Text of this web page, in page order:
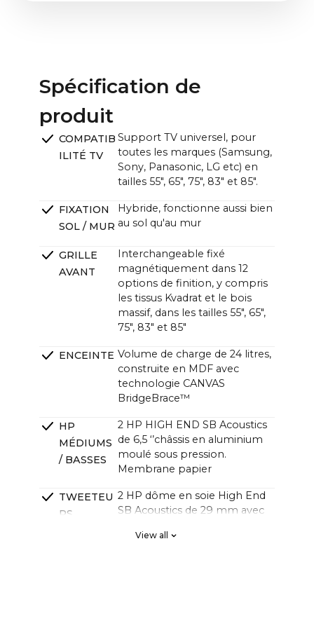
Unité CANVAS (L x H x P) :
~121,0 x ~33,0 x ~12,0cm (11,0cm sans support) /
~47.6 x ~13.0 x ~4.7 in (4.3 in sans support)
Spécification de
produit
COMPATIB
ILITÉ TV
Support TV universel, pour
toutes les marques (Samsung,
Sony, Panasonic, LG etc) en
tailles 55", 65", 75", 83" et 85".
FIXATION
SOL / MUR
Hybride, fonctionne aussi bien
au sol qu'au mur
GRILLE
AVANT
Interchangeable fixé
magnétiquement dans 12
options de finition, y compris
les tissus Kvadrat et le bois
massif, dans les tailles 55", 65",
75", 83" et 85"
ENCEINTE Volume de charge de 24 litres,
construite en MDF avec
technologie CANVAS
BridgeBrace™
HP
MÉDIUMS
/ BASSES
2 HP HIGH END SB Acoustics
de 6,5 ‘’châssis en aluminium
moulé sous pression.
Membrane papier
TWEETEU
RS
2 HP dôme en soie High End
SB Acoustics de 29 mm avec
moulé sous pression conçue
View all